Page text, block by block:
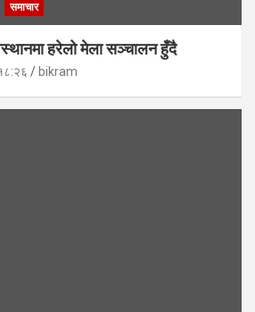
समाचार
हरेलो मेला सञ्चालन हुँदै
bikram